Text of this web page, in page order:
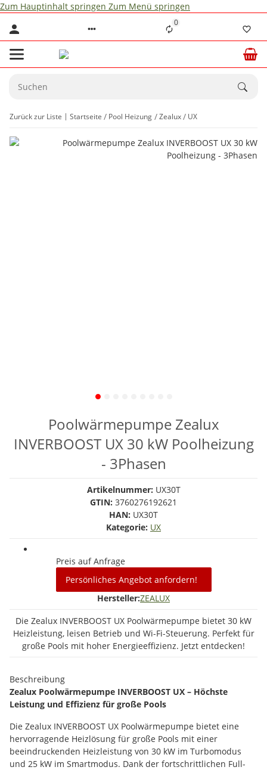
Zum Hauptinhalt springen Zum Menü springen
0
Zurück zur Liste Startseite Pool Heizung Zealux UX
Poolwärmepumpe Zealux
INVERBOOST UX 30 kW Poolheizung
- 3Phasen
Artikelnummer: UX30T
GTIN: 3760276192621
HAN: UX30T
Kategorie: UX
Preis auf Anfrage
Persönliches Angebot anfordern!
Hersteller:ZEALUX
Die Zealux INVERBOOST UX Poolwärmepumpe bietet 30 kW
Heizleistung, leisen Betrieb und Wi-Fi-Steuerung. Perfekt für
große Pools mit hoher Energieeffizienz. Jetzt entdecken!
Beschreibung
Zealux Poolwärmepumpe INVERBOOST UX – Höchste
Leistung und Effizienz für große Pools
Die Zealux INVERBOOST UX Poolwärmepumpe bietet eine
hervorragende Heizlösung für große Pools mit einer
beeindruckenden Heizleistung von 30 kW im Turbomodus
und 25 kW im Smartmodus. Dank der fortschrittlichen Full-